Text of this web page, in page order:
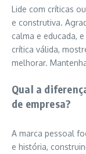
Lide com críticas
e construtiva.
calma e educada,
crítica válida,
melhorar.
Qual a
de empresa?
A marca pessoal
e história,